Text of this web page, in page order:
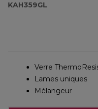
KAH359GL
Verre
Lames uniques
Mélangeur